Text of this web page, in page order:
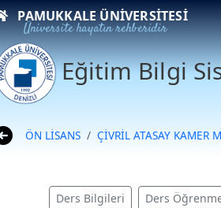
PAMUKKALE ÜNIVERSITESI
Üniversite hayatın rehberidir
Eğitim Bilgi
ÖN LİSANS ÇİVRİL ATASAY KAMER
Ders Bilgileri Ders